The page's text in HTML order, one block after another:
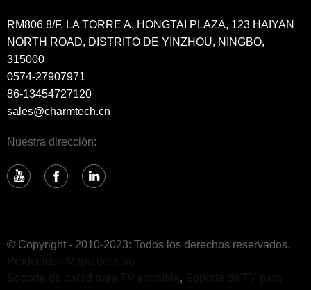
RM806 8/F, LA TORRE A, HONGTAI PLAZA, 123 HAIYAN
NORTH ROAD, DISTRITO DE YINZHOU, NINGBO,
315000
0574-27907971
86-13454727120
sales@charmtech.cn
Nuestra dirección:
© Copyright - 2010-2023: Todos los derechos reservados.
-
,